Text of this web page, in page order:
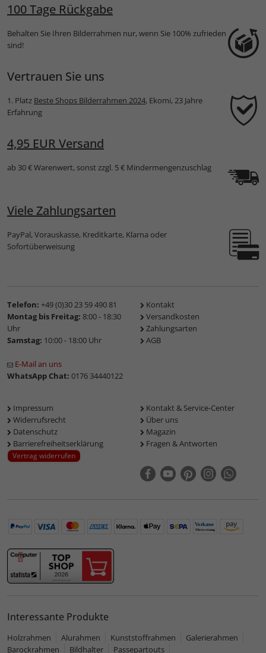
100 Tage Rückgabe
Behalten Sie Ihren Bilderrahmen nur, wenn Sie 100% zufrieden
sind!
Vertrauen Sie uns
1. Platz Beste Shops Bilderrahmen 2024, Ekomi, 23 Jahre
Erfahrung
4,95 EUR Versand
ab 30 € Warenwert, sonst zzgl. 5 € Mindermengenzuschlag
Viele Zahlungsarten
PayPal, Vorauskasse, Kreditkarte, Klarna oder
Sofortüberweisung
Telefon: +49 (0)30 23 59 490 81
Montag bis Freitag: 8:00 - 18:30
Uhr
Samstag: 10:00 - 18:00 Uhr
E-Mail an uns
WhatsApp Chat: 0176 34440122
Kontakt
Versandkosten
Zahlungsarten
AGB
Impressum
Widerrufsrecht
Datenschutz
Barrierefreiheitserklärung
Vertrag widerrufen
Kontakt & Service-Center
Über uns
Magazin
Fragen & Antworten
Interessante Produkte
Holzrahmen Alurahmen Kunststoffrahmen
Galerierahmen
Barockrahmen
Bildhalter Passepartouts